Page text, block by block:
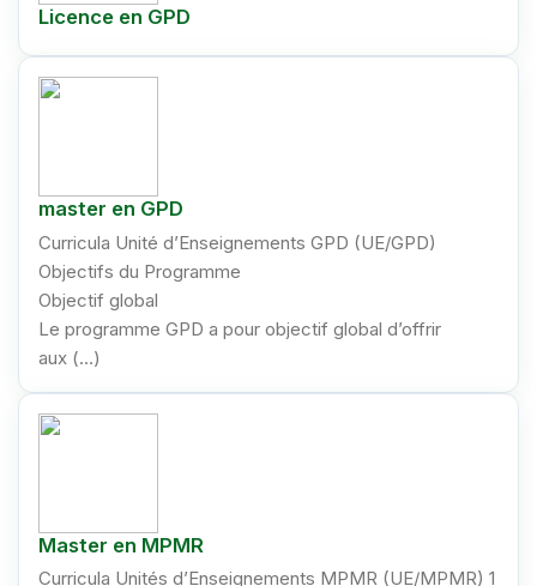
Licence en GPD
master en GPD
Curricula Unité d’Enseignements GPD (UE/GPD)
Objectifs du Programme
Objectif global
Le programme GPD a pour objectif global d’offrir
aux (…)
Master en MPMR
Curricula Unités d’Enseignements MPMR (UE/MPMR) 1